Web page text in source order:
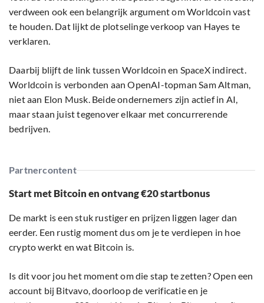
verdween ook een belangrijk argument om Worldcoin vast
te houden. Dat lijkt de plotselinge verkoop van Hayes te
verklaren.
Daarbij blijft de link tussen Worldcoin en SpaceX indirect.
Worldcoin is verbonden aan OpenAI-topman Sam Altman,
niet aan Elon Musk. Beide ondernemers zijn actief in AI,
maar staan juist tegenover elkaar met concurrerende
bedrijven.
Partnercontent
Start met Bitcoin en ontvang €20 startbonus
De markt is een stuk rustiger en prijzen liggen lager dan
eerder. Een rustig moment dus om je te verdiepen in hoe
crypto werkt en wat Bitcoin is.
Is dit voor jou het moment om die stap te zetten? Open een
account bij Bitvavo, doorloop de verificatie en je